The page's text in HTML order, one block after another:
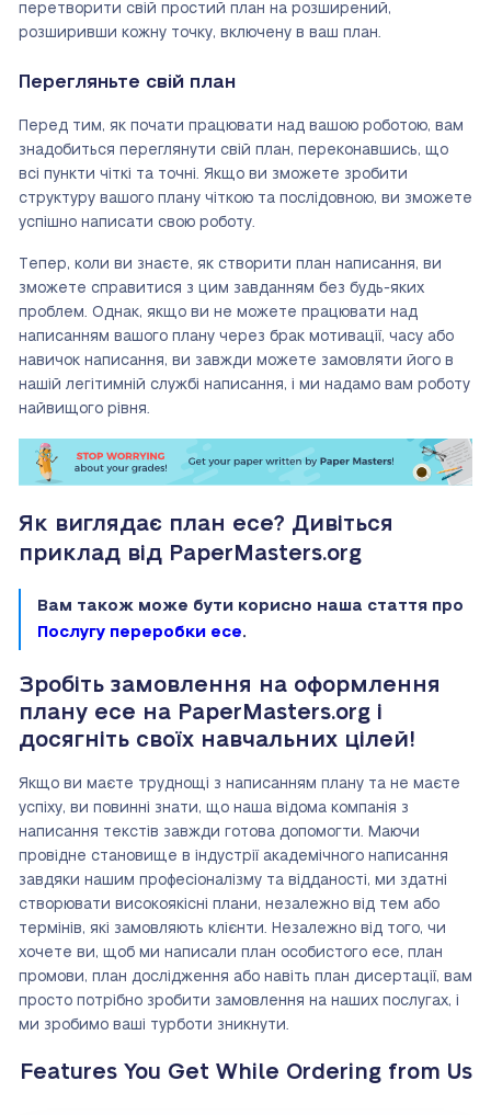
перетворити свій простий план на розширений,
розширивши кожну точку, включену в ваш план.
Перегляньте свій план
Перед тим, як почати працювати над вашою роботою, вам
знадобиться переглянути свій план, переконавшись, що
всі пункти чіткі та точні. Якщо ви зможете зробити
структуру вашого плану чіткою та послідовною, ви зможете
успішно написати свою роботу.
Тепер, коли ви знаєте, як створити план написання, ви
зможете справитися з цим завданням без будь-яких
проблем. Однак, якщо ви не можете працювати над
написанням вашого плану через брак мотивації, часу або
навичок написання, ви завжди можете замовляти його в
нашій легітимній службі написання, і ми надамо вам роботу
найвищого рівня.
Як виглядає план есе? Дивіться
приклад від PaperMasters.org
Вам також може бути корисно наша стаття про
Послугу переробки есе.
Зробіть замовлення на оформлення
плану есе на PaperMasters.org і
досягніть своїх навчальних цілей!
Якщо ви маєте труднощі з написанням плану та не маєте
успіху, ви повинні знати, що наша відома компанія з
написання текстів завжди готова допомогти. Маючи
провідне становище в індустрії академічного написання
завдяки нашим професіоналізму та відданості, ми здатні
створювати високоякісні плани, незалежно від тем або
термінів, які замовляють клієнти. Незалежно від того, чи
хочете ви, щоб ми написали план особистого есе, план
промови, план дослідження або навіть план дисертації, вам
просто потрібно зробити замовлення на наших послугах, і
ми зробимо ваші турботи зникнути.
Features You Get While Ordering from Us